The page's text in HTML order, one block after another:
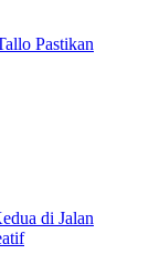
Pastikan
di Jalan